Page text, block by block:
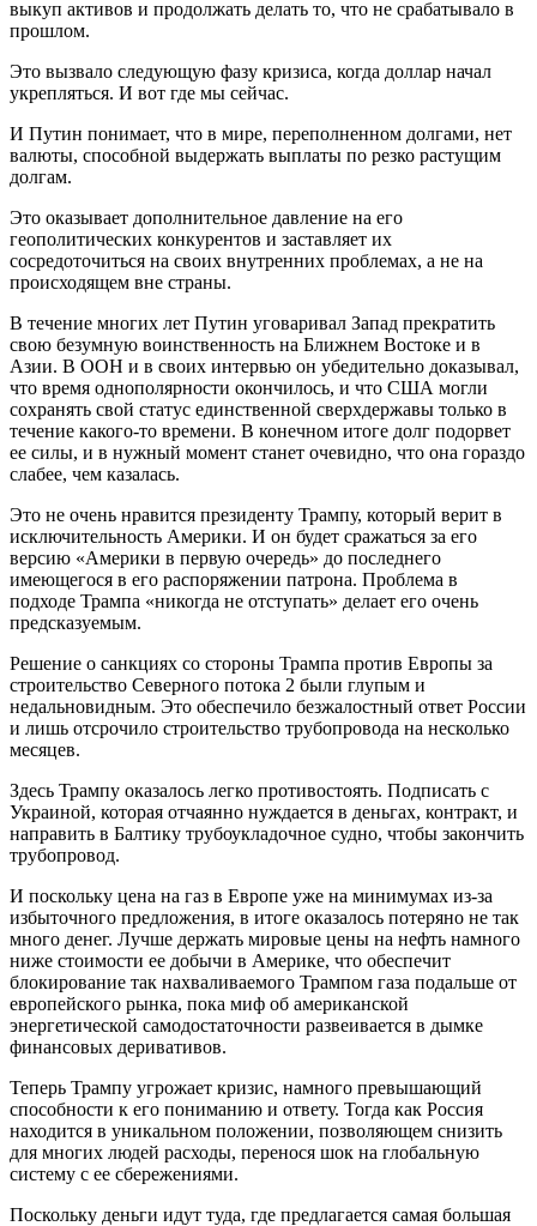
выкуп активов и продолжать делать то, что не срабатывало в
прошлом.
Это вызвало следующую фазу кризиса, когда доллар начал
укрепляться. И вот где мы сейчас.
И Путин понимает, что в мире, переполненном долгами, нет
валюты, способной выдержать выплаты по резко растущим
долгам.
Это оказывает дополнительное давление на его
геополитических конкурентов и заставляет их
сосредоточиться на своих внутренних проблемах, а не на
происходящем вне страны.
В течение многих лет Путин уговаривал Запад прекратить
свою безумную воинственность на Ближнем Востоке и в
Азии. В ООН и в своих интервью он убедительно доказывал,
что время однополярности окончилось, и что США могли
сохранять свой статус единственной сверхдержавы только в
течение какого-то времени. В конечном итоге долг подорвет
ее силы, и в нужный момент станет очевидно, что она гораздо
слабее, чем казалась.
Это не очень нравится президенту Трампу, который верит в
исключительность Америки. И он будет сражаться за его
версию «Америки в первую очередь» до последнего
имеющегося в его распоряжении патрона. Проблема в
подходе Трампа «никогда не отступать» делает его очень
предсказуемым.
Решение о санкциях со стороны Трампа против Европы за
строительство Северного потока 2 были глупым и
недальновидным. Это обеспечило безжалостный ответ России
и лишь отсрочило строительство трубопровода на несколько
месяцев.
Здесь Трампу оказалось легко противостоять. Подписать с
Украиной, которая отчаянно нуждается в деньгах, контракт, и
направить в Балтику трубоукладочное судно, чтобы закончить
трубопровод.
И поскольку цена на газ в Европе уже на минимумах из-за
избыточного предложения, в итоге оказалось потеряно не так
много денег. Лучше держать мировые цены на нефть намного
ниже стоимости ее добычи в Америке, что обеспечит
блокирование так нахваливаемого Трампом газа подальше от
европейского рынка, пока миф об американской
энергетической самодостаточности развеивается в дымке
финансовых деривативов.
Теперь Трампу угрожает кризис, намного превышающий
способности к его пониманию и ответу. Тогда как Россия
находится в уникальном положении, позволяющем снизить
для многих людей расходы, перенося шок на глобальную
систему с ее сбережениями.
Поскольку деньги идут туда, где предлагается самая большая